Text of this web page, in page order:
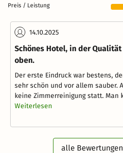
Preis / Leistung
14.10.2025
Schönes Hotel, in der
oben.
Der erste Eindruck war bestens,
sehr schön und vor allem sauber.
keine Zimmerreinigung statt. Man
Weiterlesen
alle